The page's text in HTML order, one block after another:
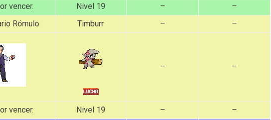
vencer. Nivel 19 –
–
Rómulo
Timburr – –
– –
vencer. Nivel 19 – –